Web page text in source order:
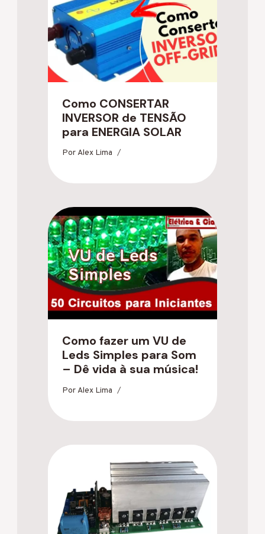
Como CONSERTAR
INVERSOR de TENSÃO
para ENERGIA SOLAR
Por Alex Lima
Como fazer um VU de
Leds Simples para Som
– Dê vida à sua música!
Por Alex Lima